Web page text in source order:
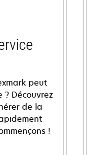
peut
Découvrez
de la
!